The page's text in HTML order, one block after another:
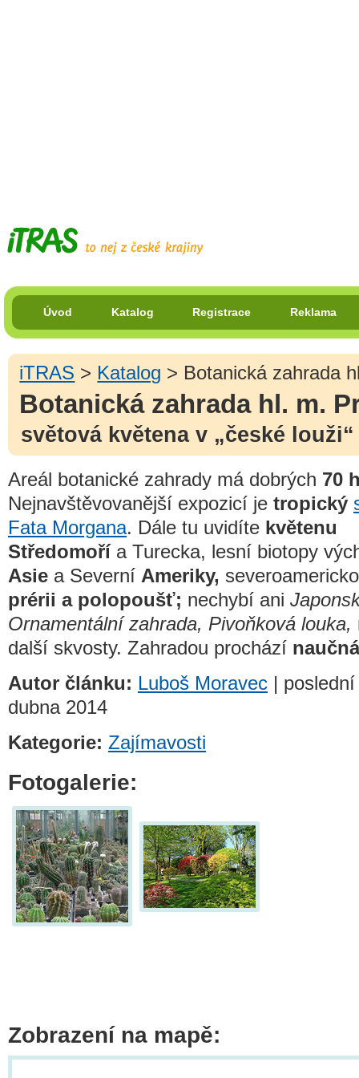
Úvod Katalog Registrace Reklama
iTRAS > Katalog > Botanická zahrada
Botanická zahrada hl. m.
světová květena v „české louži“
Areál botanické zahrady má dobrých 70
Nejnavštěvovanější expozicí je tropický
Fata Morgana. Dále tu uvidíte květenu
Středomořía Turecka, lesní biotopy
Asie a Severní Ameriky,
prérii a polopoušť; nechybí ani
Ornamentální zahrada, Pivoňková louka,
další skvosty. Zahradou prochází
Autor článku: Luboš Moravec |
dubna 2014
Kategorie: Zajímavosti
Fotogalerie:
Zobrazení na mapě: